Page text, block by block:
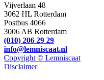
Vijverlaan 48
3062 HL Rotterdam
Postbus 4066
3006 AB Rotterdam
(010) 206 29 29
info@lemniscaat.nl
Copyright © Lemniscaat
Disclaimer